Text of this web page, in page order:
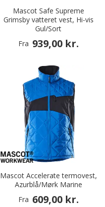
Mascot Safe Supreme
Grimsby vatteret vest, Hi-vis
Gul/Sort
Fra 939,00 kr.
Mascot Accelerate termovest,
Azurblå/Mørk Marine
Fra 609,00 kr.